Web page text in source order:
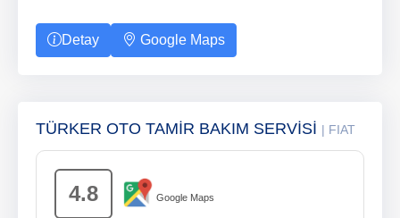
Detay Google Maps
TÜRKER OTO TAMİR BAKIM SERVİSİ | FIAT
4.8 Google Maps